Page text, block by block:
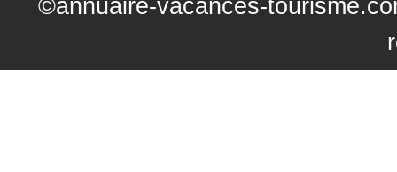
©annuaire-vacances-